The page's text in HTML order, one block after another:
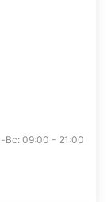
Вс: 09:00 - 21:00